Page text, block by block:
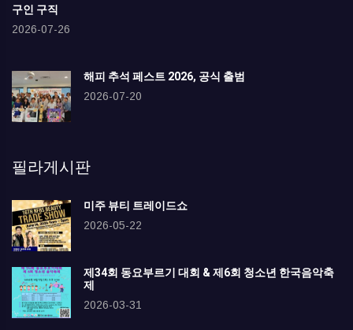
구인 구직
2026-07-26
해피 추석 페스트 2026, 공식 출범
2026-07-20
필라게시판
미주 뷰티 트레이드쇼
2026-05-22
제34회 동요부르기 대회 & 제6회 청소년 한국음악축
제
2026-03-31